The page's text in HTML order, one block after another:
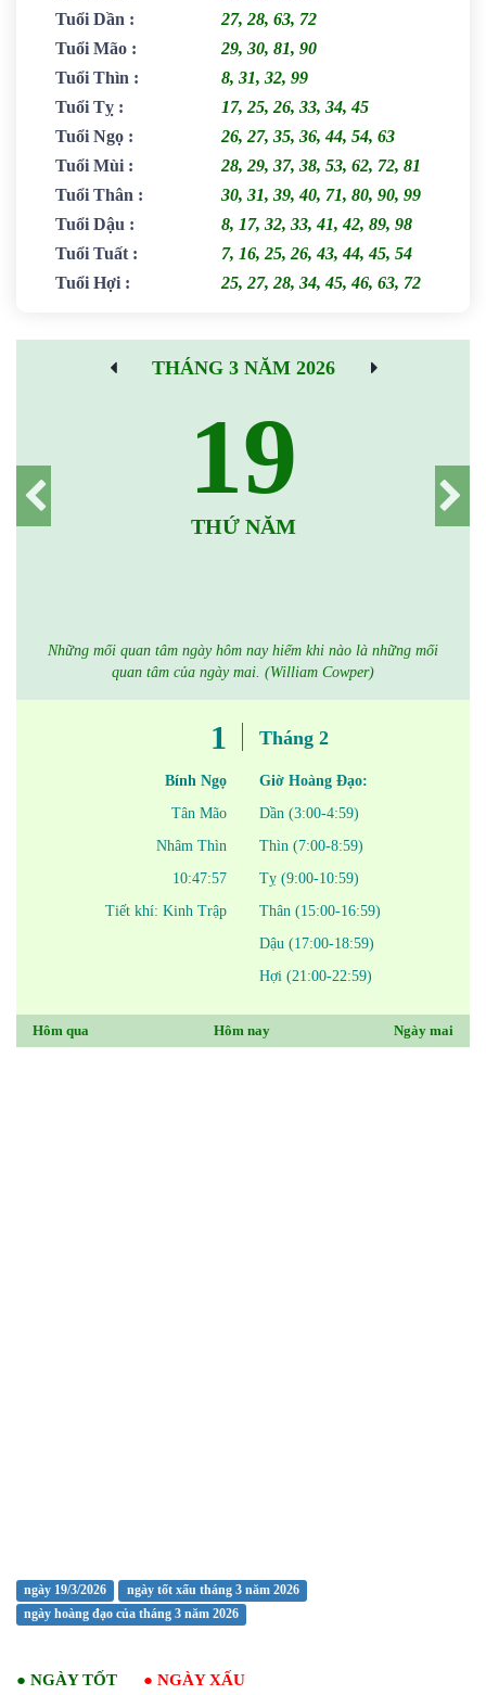
Tuổi Dần :
27, 28, 63, 72
Tuổi Mão :
29, 30, 81, 90
Tuổi Thìn :
8, 31, 32, 99
Tuổi Tỵ :
17, 25, 26, 33, 34, 45
Tuổi Ngọ :
26, 27, 35, 36, 44, 54, 63
Tuổi Mùi :
28, 29, 37, 38, 53, 62, 72, 81
Tuổi Thân :
30, 31, 39, 40, 71, 80, 90, 99
Tuổi Dậu :
8, 17, 32, 33, 41, 42, 89, 98
Tuổi Tuất :
7, 16, 25, 26, 43, 44, 45, 54
Tuổi Hợi : 25, 27, 28, 34, 45, 46, 63, 72
THÁNG 3 NĂM 2026
19
THỨ NĂM
Những mối quan tâm ngày hôm nay hiếm khi nào là những mối
quan tâm của ngày mai. (William Cowper)
1
Bính Ngọ
Tân Mão
Nhâm Thìn
10:47:57
Tiết khí: Kinh Trập
Tháng 2
Giờ Hoàng Đạo:
Dần (3:00-4:59)
Thìn (7:00-8:59)
Tỵ (9:00-10:59)
Thân (15:00-16:59)
Dậu (17:00-18:59)
Hợi (21:00-22:59)
Hôm qua Hôm nay Ngày mai
ngày 19/3/2026
ngày tốt xấu tháng 3 năm 2026
ngày hoàng đạo của tháng 3 năm 2026
● NGÀY TỐT ● NGÀY XẤU